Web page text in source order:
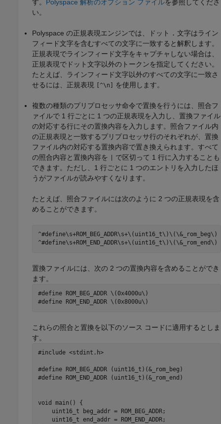
す。 Polyspace 解析のオプション ファイルを参照してくださ
い。
Polyspace の正規表現エンジンでは、ドット . 文字はライン
フィード文字を含むすべての文字に一致すると解釈します。
正規表現でラインフィード文字をキャプチャしない場合は、
正規表現でドット文字以外のトークンを指定してください。
たとえば、ラインフィード文字以外のすべての文字に一致さ
せるには、正規表現
[^\n] を使用します。
複数の種類のプリプロセッサ命令で置換を行うには、照合フ
ァイルで 1 行ごとに 1 つの正規表現を入力し、置換ファイル
の対応する行にその置換内容を入力します。照合ファイル内
の正規表現と一致するプリプロセッサ行のそれぞれが、置換
ファイル内の対応する置換内容で置き換えられます。すべて
の照合内容と置換内容を
で区切って 1 行に入力することも
できます。ただし、1 行ごとに 1 つのエントリを入力したほ
うがファイルが読みやすくなります。
たとえば、照合ファイルには次のように 2 つの正規表現を含
めることができます。
^#define\s+ROM_BEG_ADDR\s+\(uint16_t\)\(\&_rom_beg\)
^#define\s+ROM_END_ADDR\s+\(uint16_t\)\(\&_rom_end\)
置換ファイルには、次の 2 つの置換内容を含めることができ
ます。
#define ROM_BEG_ADDR \(0x4000u\)
#define ROM_END_ADDR \(0x8000u\)
これらの照合と置換を以下のソース コードに適用するとしま
す。
#include <stdint.h>
#define ROM_BEG_ADDR (uint16_t)(&_rom_beg)
#define ROM_END_ADDR (uint16_t)(&_rom_end)
void main() {
    uint16_t beg_addr = ROM_BEG_ADDR;
    uint16_t end_addr = ROM_END_ADDR;